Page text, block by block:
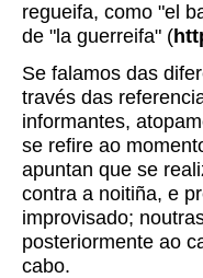
regueifa, como "el
de "la guerreifa" (
Se falamos das
través das
informantes,
se refire ao
apuntan que se
contra a noitiña, e
improvisado;
posteriormente ao
cabo.